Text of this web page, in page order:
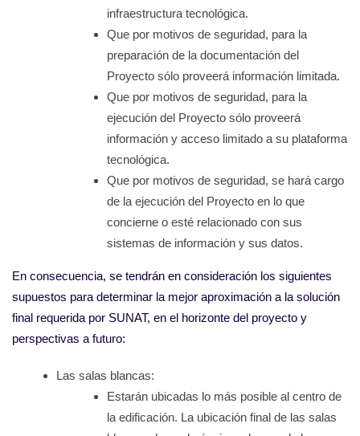
infraestructura tecnológica.
Que por motivos de seguridad, para la
preparación de la documentación del
Proyecto sólo proveerá información limitada.
Que por motivos de seguridad, para la
ejecución del Proyecto sólo proveerá
información y acceso limitado a su plataforma
tecnológica.
Que por motivos de seguridad, se hará cargo
de la ejecución del Proyecto en lo que
concierne o esté relacionado con sus
sistemas de información y sus datos.
En consecuencia, se tendrán en consideración los siguientes
supuestos para determinar la mejor aproximación a la solución
final requerida por SUNAT, en el horizonte del proyecto y
perspectivas a futuro:
Las salas blancas:
Estarán ubicadas lo más posible al centro de
la edificación. La ubicación final de las salas